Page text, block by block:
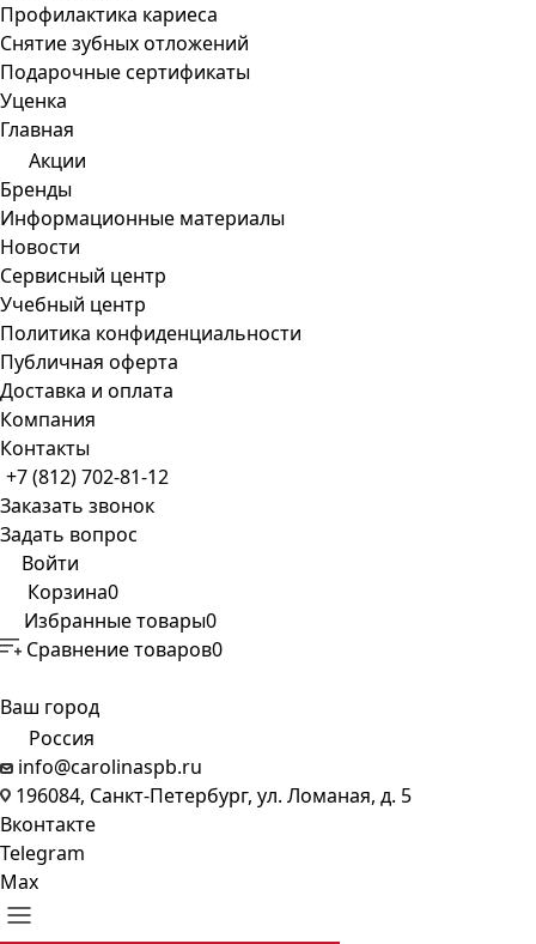
Профилактика кариеса
Снятие зубных отложений
Подарочные сертификаты
Уценка
Главная
Акции
Бренды
Информационные материалы
Новости
Сервисный центр
Учебный центр
Политика конфиденциальности
Публичная оферта
Доставка и оплата
Компания
Контакты
+7 (812) 702-81-12
Заказать звонок
Задать вопрос
Войти
Корзина0
Избранные товары0
Сравнение товаров0
Ваш город
Россия
info@carolinaspb.ru
196084, Санкт-Петербург, ул. Ломаная, д. 5
Вконтакте
Telegram
Max